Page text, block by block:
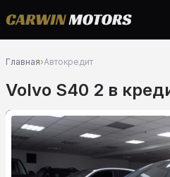
Главная›Автокредит
Volvo S40 2 в